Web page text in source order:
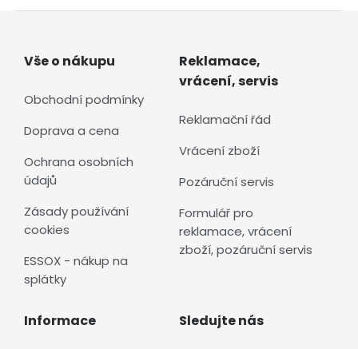
Vše o nákupu
Obchodní podmínky
Doprava a cena
Ochrana osobních
údajů
Zásady používání
cookies
ESSOX - nákup na
splátky
Reklamace,
vrácení, servis
Reklamační řád
Vrácení zboží
Pozáruční servis
Formulář pro
reklamace, vrácení
zboží, pozáruční servis
Informace Sledujte nás